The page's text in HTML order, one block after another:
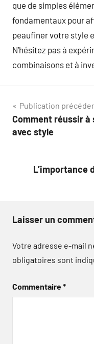
que de simples
fondamentaux pour
peaufiner votre style
N’hésitez pas à
combinaisons et à
Navigation
de
Publication
Comment réussir
avec style
L’importance
Laisser un
Votre adresse e-mail
obligatoires sont
Commentaire*